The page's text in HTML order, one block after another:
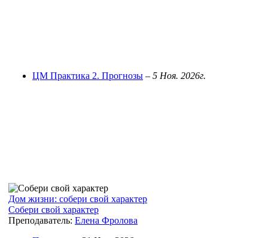
ЦМ Практика 2. Прогнозы – 5 Ноя. 2026г.
Дом жизни: собери свой характер
Собери свой характер
Преподаватель: Елена Фролова